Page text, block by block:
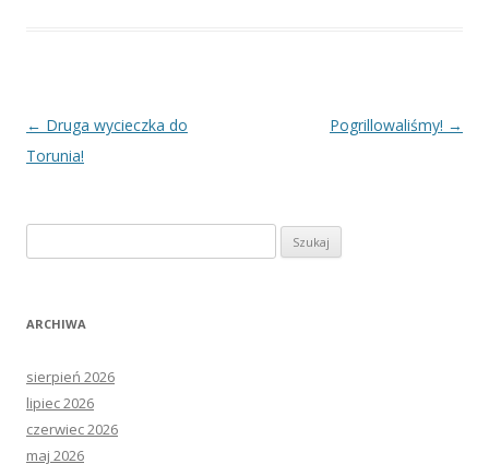
Zobacz
wpisy
← Druga wycieczka do
Torunia!
Pogrillowaliśmy! →
z
k
:
ARCHIWA
sierpień 2026
lipiec 2026
czerwiec 2026
maj 2026